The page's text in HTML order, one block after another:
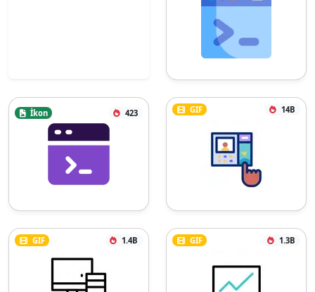
İkon 423 GIF 14B
GIF 1.4B GIF 1.3B